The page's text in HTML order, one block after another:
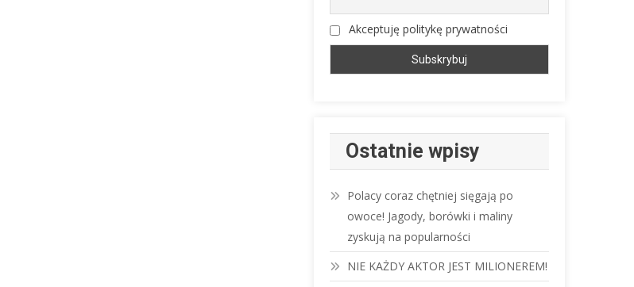
Akceptuję politykę prywatności
Ostatnie wpisy
Polacy coraz chętniej sięgają po
owoce! Jagody, borówki i maliny
zyskują na popularności
NIE KAŻDY AKTOR JEST MILIONEREM!